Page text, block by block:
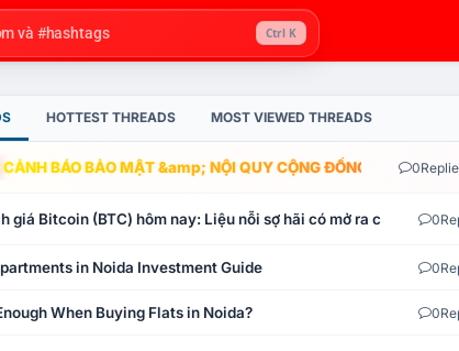
Ctrl K
HOTTEST THREADS MOST VIEWED THREADS
CẢNH BÁO BẢO MẬT &amp; NỘI QUY CỘNG ĐỒNG VLIKE.VN:
0
giá Bitcoin (BTC) hôm nay: Liệu nỗi sợ hãi có mở ra cơ hội tích
0
in Noida Investment Guide 0
When Buying Flats in Noida? 0